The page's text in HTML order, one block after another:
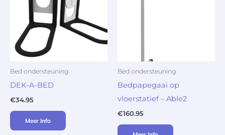
Bed ondersteuning
DEK-A-BED
€34.95
Meer Info
Bed ondersteuning
Bedpapegaai op
vloerstatief – Able2
€160.95